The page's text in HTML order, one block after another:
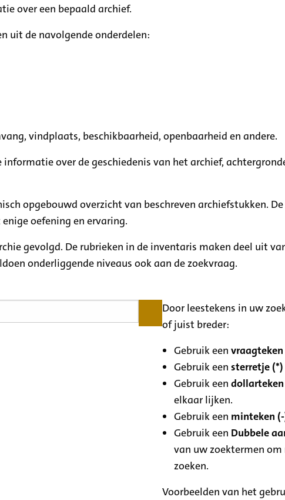
over een bepaald archief.
uit de navolgende onderdelen:
vindplaats, beschikbaarheid, openbaarheid en andere.
over de geschiedenis van het archief,
opgebouwd overzicht van beschreven archiefstukken.
oefening en ervaring.
gevolgd. De rubrieken in de inventaris maken deel uit
onderliggende niveaus ook aan de zoekvraag.
Door leestekens in uw
of juist breder:
Gebruik eenvraagteken
Gebruik eensterretje (*)
Gebruik eendollarteken
elkaar lijken.
Gebruik een minteken
Gebruik een Dubbele
van uw zoektermen
zoeken.
Voorbeelden van het